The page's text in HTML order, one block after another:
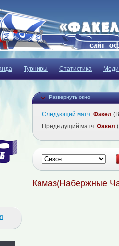
Турниры Статистика
Развернуть окно
Следующий матч: Факел
Предыдущий матч: Факел
Камаз(Набержные